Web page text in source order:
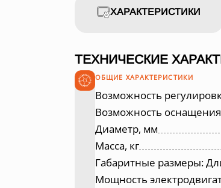
ХАРАКТЕРИСТИКИ
ТЕХНИЧЕСКИЕ
ОБЩИЕ ХАРАКТЕРИСТИКИ
Возможность
Возможность
Диаметр, мм
Масса, кг
Габаритные размеры:
Мощность